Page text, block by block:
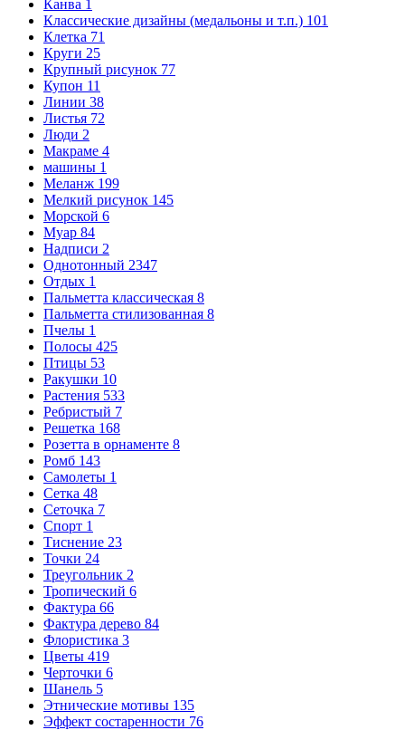
Канва 1
Классические дизайны (медальоны и т.п.) 101
Клетка 71
Круги 25
Крупный рисунок 77
Купон 11
Линии 38
Листья 72
Люди 2
Макраме 4
машины 1
Меланж 199
Мелкий рисунок 145
Морской 6
Муар 84
Надписи 2
Однотонный 2347
Отдых 1
Пальметта классическая 8
Пальметта стилизованная 8
Пчелы 1
Полосы 425
Птицы 53
Ракушки 10
Растения 533
Ребристый 7
Решетка 168
Розетта в орнаменте 8
Ромб 143
Самолеты 1
Сетка 48
Сеточка 7
Спорт 1
Тиснение 23
Точки 24
Треугольник 2
Тропический 6
Фактура 66
Фактура дерево 84
Флористика 3
Цветы 419
Черточки 6
Шанель 5
Этнические мотивы 135
Эффект состаренности 76